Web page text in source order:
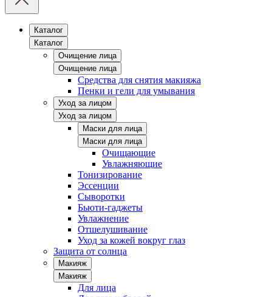
Каталог
Каталог
Очищение лица
Очищение лица
Средства для снятия макияжа
Пенки и гели для умывания
Уход за лицом
Уход за лицом
Маски для лица
Маски для лица
Очищающие
Увлажняющие
Тонизирование
Эссенции
Сыворотки
Бьюти-гаджеты
Увлажнение
Отшелушивание
Уход за кожей вокруг глаз
Защита от солнца
Макияж
Макияж
Для лица